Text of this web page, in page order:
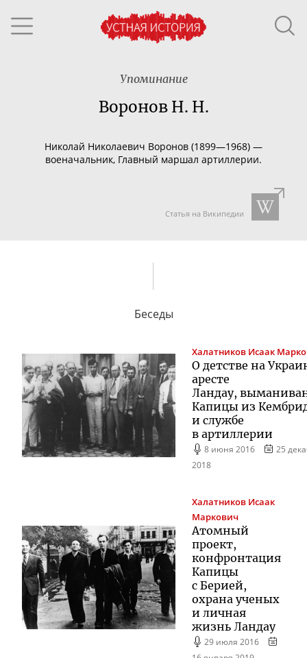
Упоминание
Воронов Н. Н.
Николай Николаевич Воронов (1899—1968) —
военачальник, Главный маршал артиллерии.
Статья на Википедии
Беседы
Халатников Исаак
О детстве на
аресте
Ландау,
Капицы из
и службе
в артиллерии
8 июня 2016
25
2018
Халатников Исаак
Маркович
Атомный
проект,
конфронтация
Капицы
с Берией,
охрана ученых
и личная
жизнь Ландау
29 июля 2016